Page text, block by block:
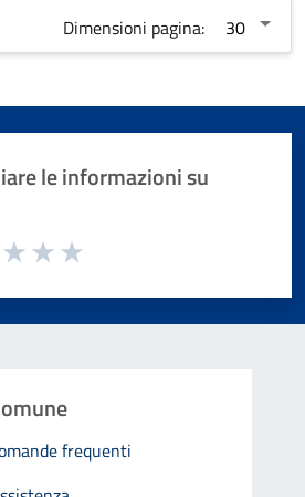
Dimensioni pagina:
le informazioni su
pagina
frequenti